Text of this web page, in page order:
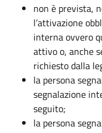
non è prevista,
l’attivazione
interna ovvero
attivo o, anche
richiesto dalla
la persona
segnalazione
seguito;
la persona